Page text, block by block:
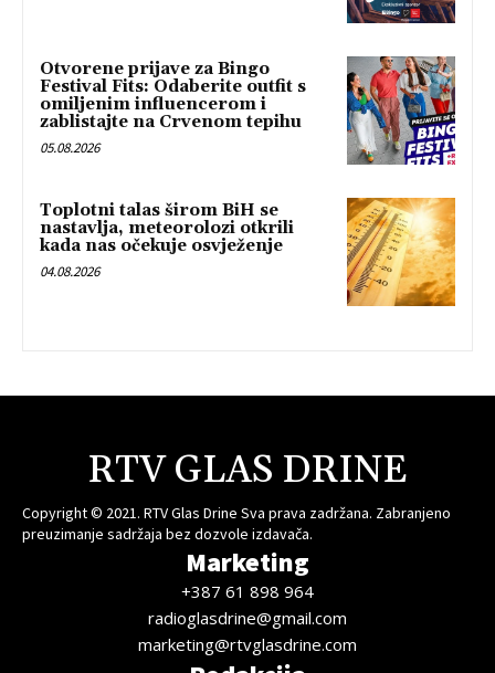
Otvorene prijave za Bingo
Festival Fits: Odaberite outfit s
omiljenim influencerom i
zablistajte na Crvenom tepihu
05.08.2026
Toplotni talas širom BiH se
nastavlja, meteorolozi otkrili
kada nas očekuje osvježenje
04.08.2026
RTV GLAS DRINE
Copyright © 2021. RTV Glas Drine Sva prava zadržana. Zabranjeno
preuzimanje sadržaja bez dozvole izdavača.
Marketing
+387 61 898 964
radioglasdrine@gmail.com
marketing@rtvglasdrine.com